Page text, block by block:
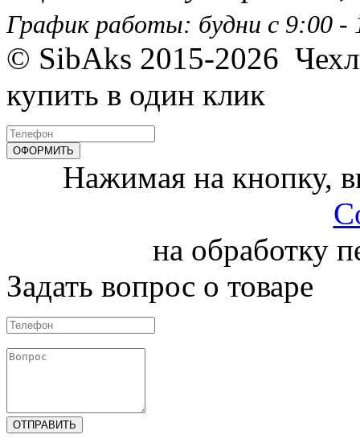
График работы: будни с 9:00 -
© SibAks 2015-2026
купить в один клик
Нажимая на кнопку,
на обработку
Задать вопрос о товаре